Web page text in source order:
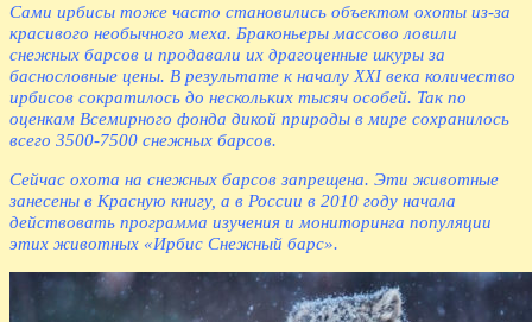
Сами ирбисы тоже часто становились объектом охоты из-за
красивого необычного меха. Браконьеры массово ловили
снежных барсов и продавали их драгоценные шкуры за
баснословные цены. В результате к началу XXI века количество
ирбисов сократилось до нескольких тысяч особей. Так по
оценкам Всемирного фонда дикой природы в мире сохранилось
всего 3500-7500 снежных барсов.
Сейчас охота на снежных барсов запрещена. Эти животные
занесены в Красную книгу, а в России в 2010 году начала
действовать программа изучения и мониторинга популяции
этих животных «Ирбис Снежный барс».